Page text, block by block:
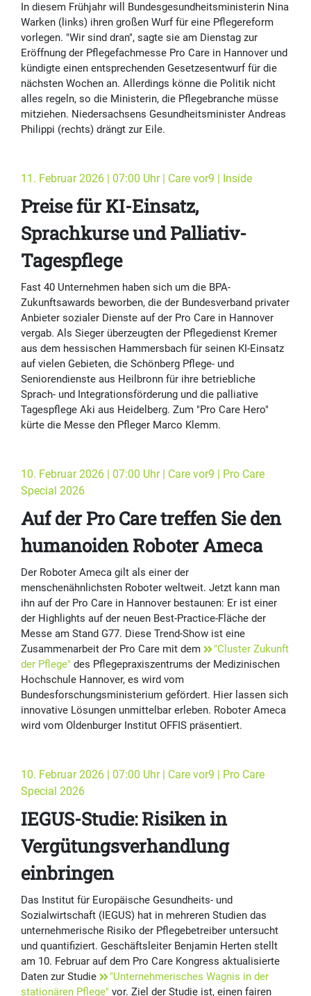
In diesem Frühjahr will Bundesgesundheitsministerin Nina
Warken (links) ihren großen Wurf für eine Pflegereform
vorlegen. "Wir sind dran", sagte sie am Dienstag zur
Eröffnung der Pflegefachmesse Pro Care in Hannover und
kündigte einen entsprechenden Gesetzesentwurf für die
nächsten Wochen an. Allerdings könne die Politik nicht
alles regeln, so die Ministerin, die Pflegebranche müsse
mitziehen. Niedersachsens Gesundheitsminister Andreas
Philippi (rechts) drängt zur Eile.
11. Februar 2026 | 07:00 Uhr | Care vor9 | Inside
Preise für KI-Einsatz,
Sprachkurse und Palliativ-
Tagespflege
Fast 40 Unternehmen haben sich um die BPA-
Zukunftsawards beworben, die der Bundesverband privater
Anbieter sozialer Dienste auf der Pro Care in Hannover
vergab. Als Sieger überzeugten der Pflegedienst Kremer
aus dem hessischen Hammersbach für seinen KI-Einsatz
auf vielen Gebieten, die Schönberg Pflege- und
Seniorendienste aus Heilbronn für ihre betriebliche
Sprach- und Integrationsförderung und die palliative
Tagespflege Aki aus Heidelberg. Zum "Pro Care Hero"
kürte die Messe den Pfleger Marco Klemm.
10. Februar 2026 | 07:00 Uhr | Care vor9 | Pro Care
Special 2026
Auf der Pro Care treffen Sie den
humanoiden Roboter Ameca
Der Roboter Ameca gilt als einer der
menschenähnlichsten Roboter weltweit. Jetzt kann man
ihn auf der Pro Care in Hannover bestaunen: Er ist einer
der Highlights auf der neuen Best-Practice-Fläche der
Messe am Stand G77. Diese Trend-Show ist eine
Zusammenarbeit der Pro Care mit dem
"Cluster Zukunft
der Pflege" des Pflegepraxiszentrums der Medizinischen
Hochschule Hannover, es wird vom
Bundesforschungsministerium gefördert. Hier lassen sich
innovative Lösungen unmittelbar erleben. Roboter Ameca
wird vom Oldenburger Institut OFFIS präsentiert.
10. Februar 2026 | 07:00 Uhr | Care vor9 | Pro Care
Special 2026
IEGUS-Studie: Risiken in
Vergütungsverhandlung
einbringen
Das Institut für Europäische Gesundheits- und
Sozialwirtschaft (IEGUS) hat in mehreren Studien das
unternehmerische Risiko der Pflegebetreiber untersucht
und quantifiziert. Geschäftsleiter Benjamin Herten stellt
am 10. Februar auf dem Pro Care Kongress aktualisierte
Daten zur Studie
"Unternehmerisches Wagnis in der
stationären Pflege" vor. Ziel der Studie ist, einen fairen